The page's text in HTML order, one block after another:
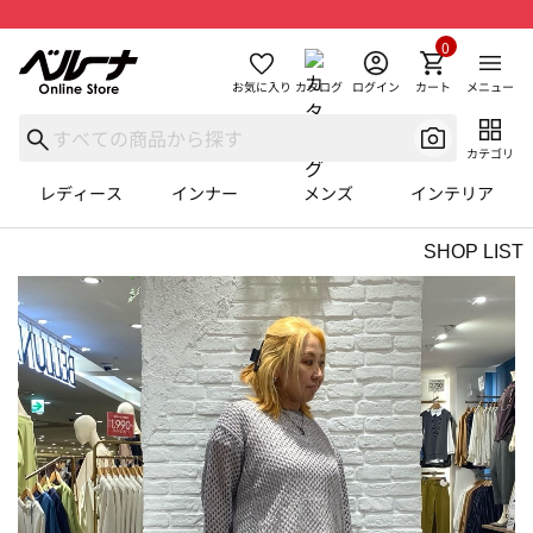
お気に入り カタログ ログイン カート
0
メニュー
カテゴリ
レディース インナー メンズ インテリア
SHOP LIST